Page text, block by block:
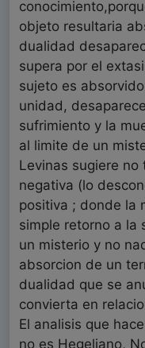
objeto resultaria
dualidad
supera por el
sujeto es
unidad,
sufrimiento y la
al limite de un
Levinas sugiere no
negativa (lo
positiva ; donde la
simple retorno a la
un misterio y no
absorcion de un
dualidad que se
convierta en
El analisis que
no es Hegeliano,